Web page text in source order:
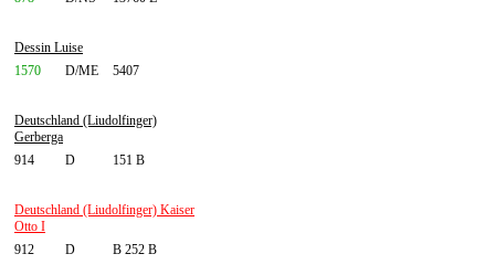
Dessin Luise
1570
D/ME 5407
Deutschland (Liudolfinger)
Gerberga
914
D 151 B
Deutschland (Liudolfinger) Kaiser
Otto I
912
D B 252 B